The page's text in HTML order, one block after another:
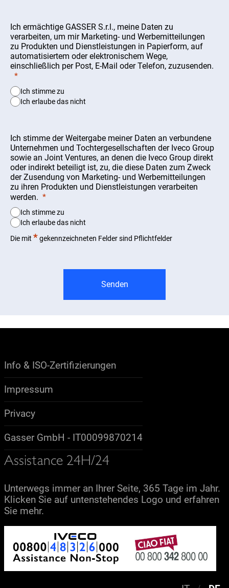
Ich ermächtige GASSER S.r.l., meine Daten zu
verarbeiten, um mir Marketing- und Werbemitteilungen
zu Produkten und Dienstleistungen in Papierform, auf
automatisiertem oder elektronischem Wege,
einschließlich per Post, E-Mail oder Telefon, zuzusenden.
Ich stimme zu
Ich erlaube das nicht
Ich stimme der Weitergabe meiner Daten an verbundene
Unternehmen und Tochtergesellschaften der Iveco Group
sowie an Joint Ventures, an denen die Iveco Group direkt
oder indirekt beteiligt ist, zu, die diese Daten zum Zweck
der Zusendung von Marketing- und Werbemitteilungen
zu ihren Produkten und Dienstleistungen verarbeiten
werden.
Ich stimme zu
Ich erlaube das nicht
Die mit *gekennzeichneten Felder sind Pflichtfelder
Senden
Info & ISO-Zertifizierungen
Impressum
Privacy
Gasser GmbH - IT00099870214
Assistance 24H/24
Unterwegs immer an Ihrer Seite, 365 Tage im Jahr.
Klicken Sie auf untenstehendes Logo und erfahren
Sie mehr.